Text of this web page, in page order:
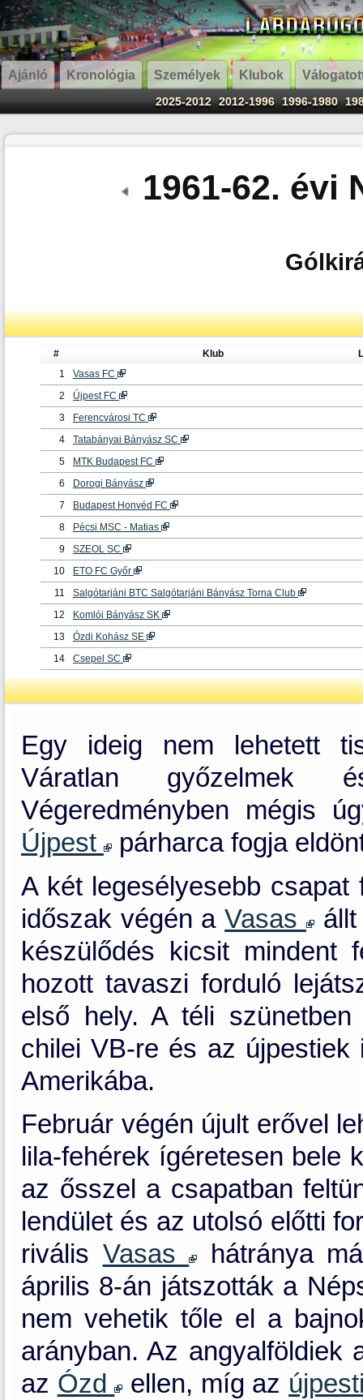
Ajánló Kronológia Személyek Klubok
2025-2012 2012-1996 1996-1980
1961-62. évi
# Klub
1
Vasas FC
2
Újpest FC
3
Ferencvárosi TC
4
Tatabányai Bányász SC
5
MTK Budapest FC
6
Dorogi Bányász
7
Budapest Honvéd FC
8
Pécsi MSC - Matias
9
SZEOL SC
10
ETO FC Győr
11
Salgótarjáni BTC Salgótarjáni Bányász Torna Club
12
Komlói Bányász SK
13
Ózdi Kohász SE
14
Csepel SC
Egy ideig nem lehetett
Váratlan győzelmek
Végeredményben mégis
Újpest
párharca fogja
A két legesélyesebb
időszak végén aVasas
állt
készülődés kicsit mindent
hozott tavaszi forduló
első hely. A téli
chilei VB-re és az
Amerikába.
Február végén újult erővel
lila-fehérek ígéretesen bele
az ősszel a csapatban
lendület és az utolsó előtti
rivális Vasas
hátránya
április 8-án játszották a
nem vehetik tőle el a
arányban. Az angyalföldiek
az Ózd ellen, míg az